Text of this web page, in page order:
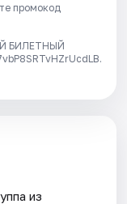
промокод
БИЛЕТНЫЙ
из